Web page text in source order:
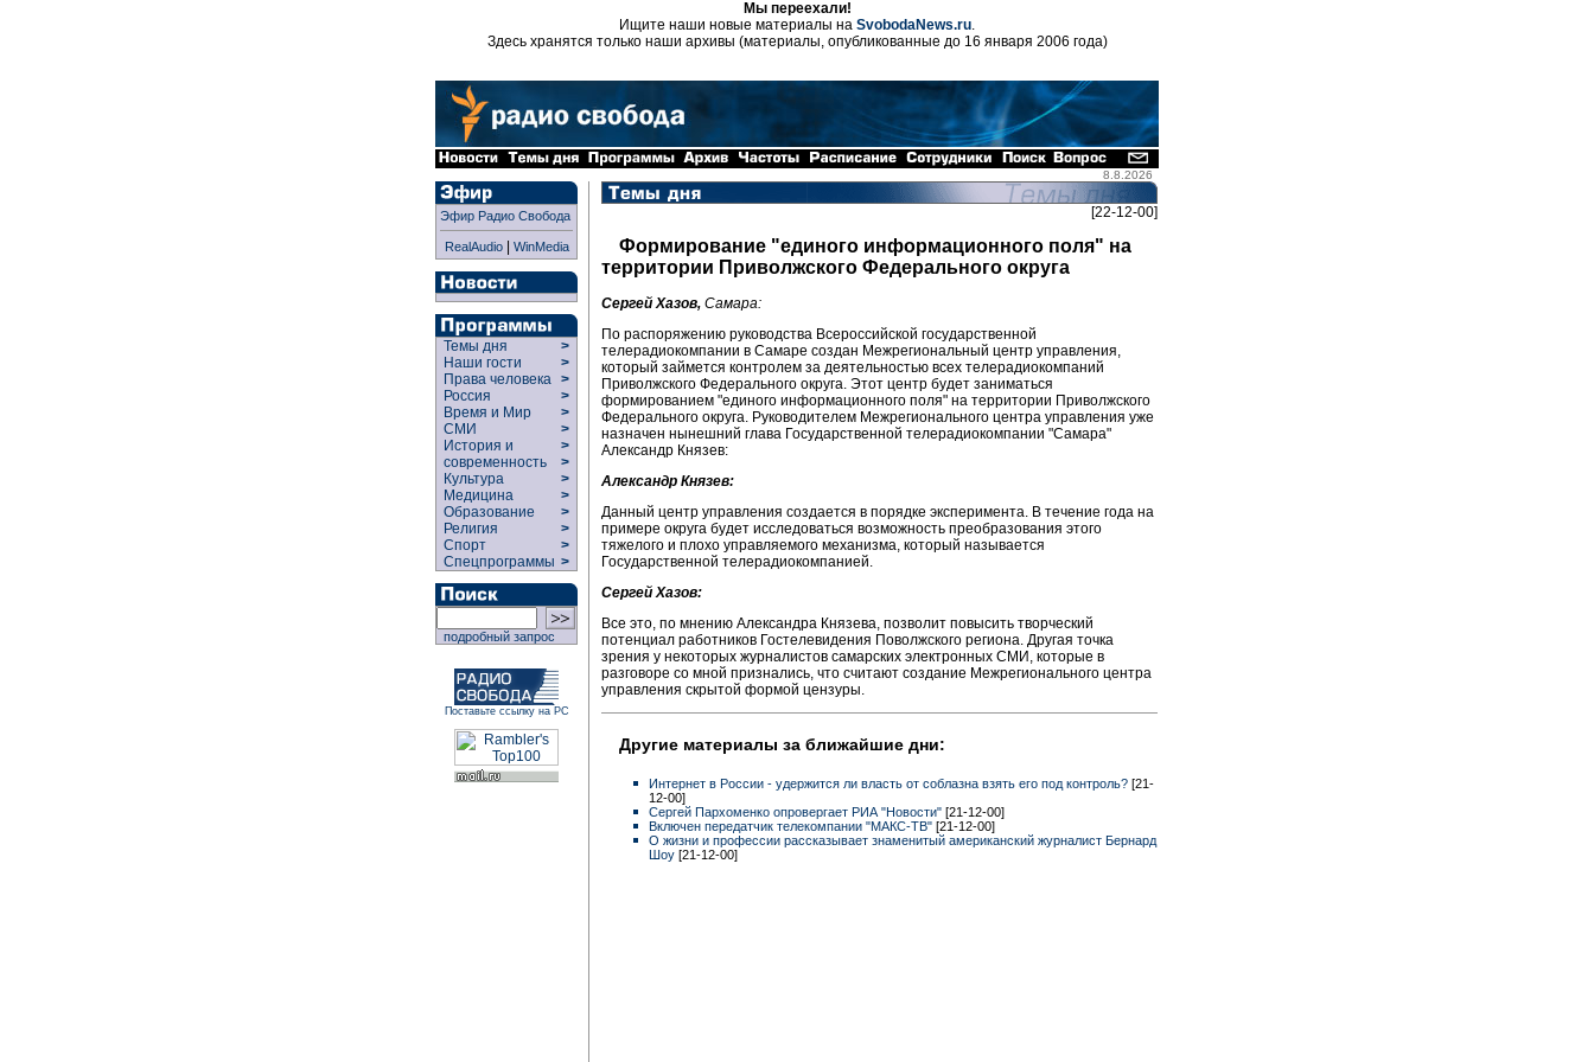
Мы переехали!
Ищите наши новые материалы на SvobodaNews.ru.
Здесь хранятся только наши архивы (материалы, опубликованные до 16 января 2006 года)
8.8.2026
Эфир Радио Свобода
RealAudio| WinMedia
Темы дня
>
Наши гости
>
Права человека >
Россия
>
Время и Мир
>
СМИ
>
История и
современность
>
>
Культура
>
Медицина
>
Образование
>
Религия
>
Спорт
>
Спецпрограммы >
подробный запрос
Поставьте ссылку на РС
[22-12-00]
Формирование "единого информационного поля" на
территории Приволжского Федерального округа
Сергей Хазов, Самара:
По распоряжению руководства Всероссийской государственной
телерадиокомпании в Самаре создан Межрегиональный центр управления,
который займется контролем за деятельностью всех телерадиокомпаний
Приволжского Федерального округа. Этот центр будет заниматься
формированием "единого информационного поля" на территории Приволжского
Федерального округа. Руководителем Межрегионального центра управления уже
назначен нынешний глава Государственной телерадиокомпании "Самара"
Александр Князев:
Александр Князев:
Данный центр управления создается в порядке эксперимента. В течение года на
примере округа будет исследоваться возможность преобразования этого
тяжелого и плохо управляемого механизма, который называется
Государственной телерадиокомпанией.
Сергей Хазов:
Все это, по мнению Александра Князева, позволит повысить творческий
потенциал работников Гостелевидения Поволжского региона. Другая точка
зрения у некоторых журналистов самарских электронных СМИ, которые в
разговоре со мной признались, что считают создание Межрегионального центра
управления скрытой формой цензуры.
Другие материалы за ближайшие дни:
Интернет в России - удержится ли власть от соблазна взять его под контроль? [21-
12-00]
Сергей Пархоменко опровергает РИА "Новости" [21-12-00]
Включен передатчик телекомпании "МАКС-ТВ" [21-12-00]
О жизни и профессии рассказывает знаменитый американский журналист Бернард
Шоу [21-12-00]